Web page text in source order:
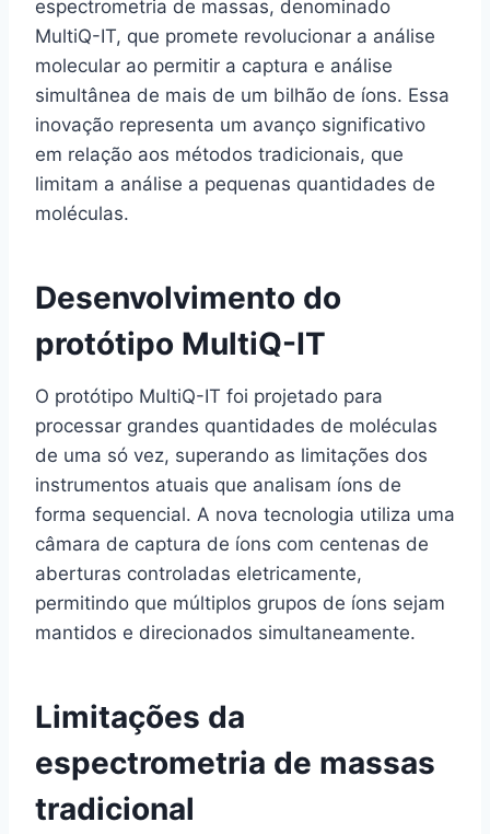
espectrometria de massas, denominado
MultiQ-IT, que promete revolucionar a análise
molecular ao permitir a captura e análise
simultânea de mais de um bilhão de íons. Essa
inovação representa um avanço significativo
em relação aos métodos tradicionais, que
limitam a análise a pequenas quantidades de
moléculas.
Desenvolvimento do
protótipo MultiQ-IT
O protótipo MultiQ-IT foi projetado para
processar grandes quantidades de moléculas
de uma só vez, superando as limitações dos
instrumentos atuais que analisam íons de
forma sequencial. A nova tecnologia utiliza uma
câmara de captura de íons com centenas de
aberturas controladas eletricamente,
permitindo que múltiplos grupos de íons sejam
mantidos e direcionados simultaneamente.
Limitações da
espectrometria de massas
tradicional